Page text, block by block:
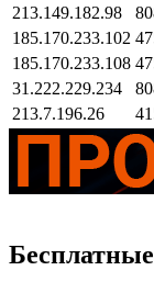
213.149.182.98
185.170.233.102
185.170.233.108
31.222.229.234
213.7.196.26